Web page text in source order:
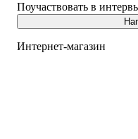
Поучаствовать в
Интернет-магазин